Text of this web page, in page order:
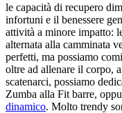
le capacità di recupero
infortuni e il benessere
attività a minore impatto:
alternata alla camminata
perfetti, ma possiamo
oltre ad allenare il corpo,
scatenarci, possiamo
Zumba alla Fit barre,
dinamico. Molto trendy